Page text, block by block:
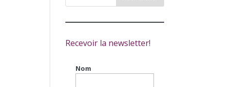
Recevoir la newsletter!
Nom